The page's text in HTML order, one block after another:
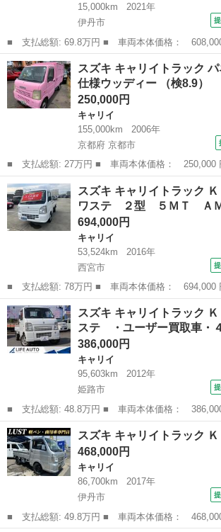
15,000km
2021年
伊丹市
■ 支払総額: 69.8万円 ■ 車両本体価格： 608,000 円 ■ メーカー
名： スズキ ■ 車種名： キャリイトラック ■
０周年記念車 令和３年式・走行距離１５０００ｋ
開・軽トラ・...
兵庫 伊丹市 キャリイ
スズキ キャリイトラック
仕様ウッディー （検8.9）
250,000円
キャリイ
155,000km
2006年
京都府 京都市
■ 支払総額: 27万円 ■ 車両本体価格： 250,000 円 ■ メーカー
名： スズキ ■ 車種名： キャリイトラック ■
ネルバン ルーム仕様ウッディー ■ 排気量：
数： 2D...
京都 京都市 キャリイ
スズキ キャリイトラック
ワステ ２型 ５ＭＴ Ａ
694,000円
キャリイ
53,524km
2016年
西宮市
■ 支払総額: 78万円 ■ 車両本体価格： 694,000 円 ■ メーカー
名： スズキ ■ 車種名： キャリイトラック ■
Ｃ エアコン・パワステ ２型 ５ＭＴ ＡＭ／Ｆ
席・助手席ＳＲＳ...
兵庫 西宮市 キャリイ
スズキ キャリイトラック
ステ ・ユーザー買取車・
386,000円
キャリイ
95,603km
2012年
姫路市
■ 支払総額: 48.8万円 ■ 車両本体価格： 386,000 円 ■ メーカー
名： スズキ ■ 車種名： キャリイトラック ■
Ｃエアコン・パワステ ・ユーザー買取車・４ＷＤ
ン・エアコン・...
兵庫 姫路市 キャリイ
スズキ キャリイトラック Ｋ
468,000円
キャリイ
86,700km
2017年
伊丹市
■ 支払総額: 49.8万円 ■ 車両本体価格： 468,000 円 ■ メーカー